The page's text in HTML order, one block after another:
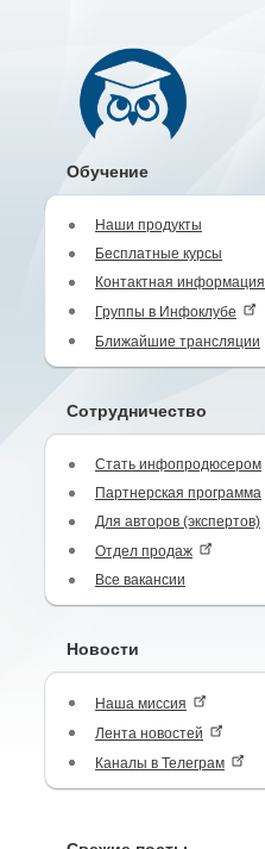
Обучение
Наши продукты
Бесплатные курсы
Контактная информация
Группы в Инфоклубе
Ближайшие трансляции
Сотрудничество
Стать инфопродюсером
Партнерская программа
Для авторов (экспертов)
Отдел продаж
Все вакансии
Новости
Наша миссия
Лента новостей
Каналы в Телеграм